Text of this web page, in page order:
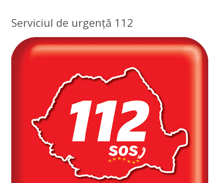
Serviciul de urgență 112